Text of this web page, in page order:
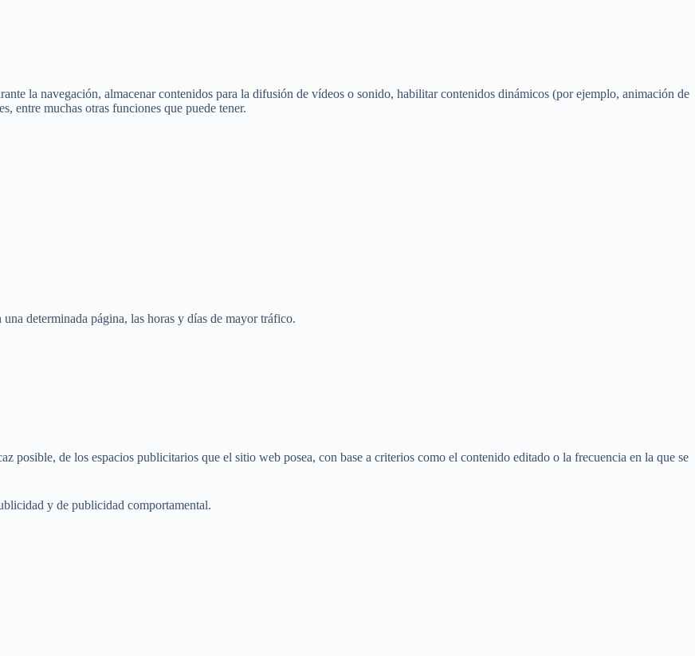
la navegación, almacenar contenidos para la difusión de vídeos o sonido, habilitar contenidos dinámicos (por ejemplo, animación de
entre muchas otras funciones que puede tener.
determinada página, las horas y días de mayor tráfico.
posible, de los espacios publicitarios que el sitio web posea, con base a criterios como el contenido editado o la frecuencia en la que se
y de publicidad comportamental.